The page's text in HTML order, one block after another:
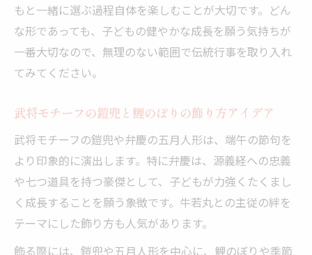
もと一緒に選ぶ過程自体を楽しむことが大切です。どん
な形であっても、子どもの健やかな成長を願う気持ちが
一番大切なので、無理のない範囲で伝統行事を取り入れ
てみてください。
武将モチーフの鎧兜と鯉のぼりの飾り方アイデア
武将モチーフの鎧兜や弁慶の五月人形は、端午の節句を
より印象的に演出します。特に弁慶は、源義経への忠義
や七つ道具を持つ豪傑として、子どもが力強くたくまし
く成長することを願う象徴です。牛若丸との主従の絆を
テーマにした飾り方も人気があります。
飾る際には、鎧兜や五月人形を中心に、鯉のぼりや季節